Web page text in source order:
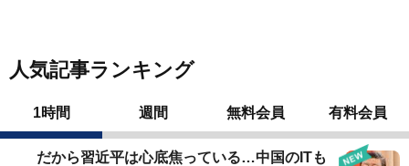
人気記事ランキング
1時間 週間 無料会員 有料会員
だから習近平は心底焦っている…中国のITも